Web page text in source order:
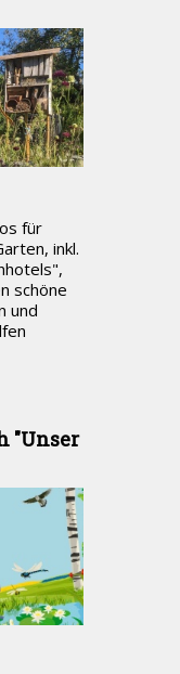
für
inkl.
schöne
und
"Unser